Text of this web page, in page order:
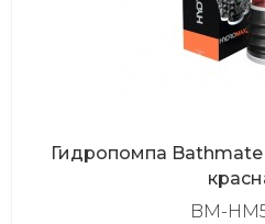
Гидропомпа
BM-